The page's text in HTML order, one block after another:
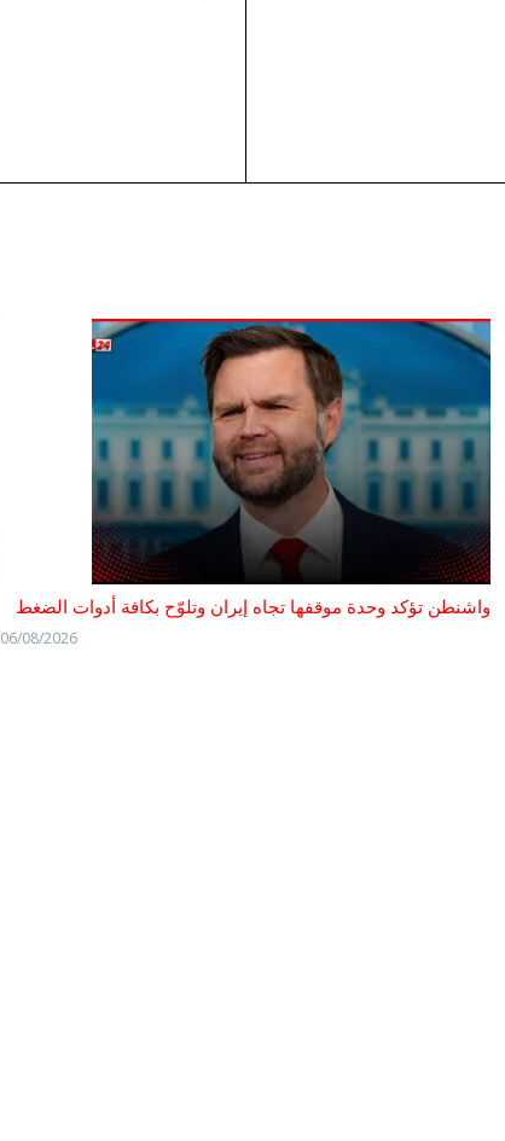
واشنطن تؤكد وحدة موقفها تجاه إيران وتلوّح بكافة أدوات الضغط
06/08/2026